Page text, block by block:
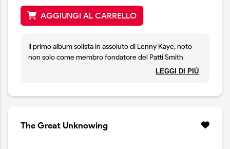
AGGIUNGI AL CARRELLO
Il primo album solista in assoluto di Lenny Kaye, noto
non solo come membro fondatore del Patti Smith
Group e chitarrista di grande fama, ma anche come
solo le opere di Patti Smith ma anche quelle di altri
artisti, e dopo essersi dedicato alla diffusione della
LEGGI DI PIÙ
The Great Unknowing